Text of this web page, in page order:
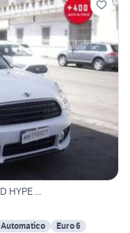
HYPE ...
Automatico Euro 6